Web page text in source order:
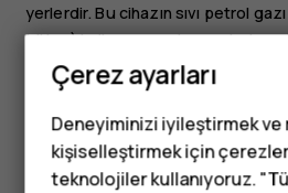
yerlerdir. Bu cihazın sıvı petrol
bütan) kullanan araçların
kullanılamayacağını araç
Çerez ayarları
Deneyiminizi iyileştirmek ve
kişiselleştirmek için
teknolojiler kullanıyoruz.